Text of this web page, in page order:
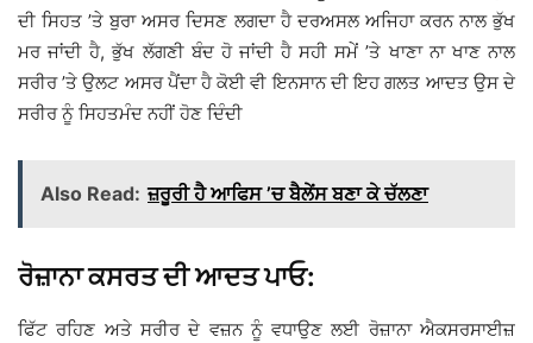
ਦੀ ਸਿਹਤ ’ਤੇ ਬੁਰਾ ਅਸਰ ਦਿਸਣ ਲਗਦਾ ਹੈ ਦਰਅਸਲ ਅਜਿਹਾ ਕਰਨ ਨਾਲ ਭੁੱਖ
ਮਰ ਜਾਂਦੀ ਹੈ, ਭੁੱਖ ਲੱਗਣੀ ਬੰਦ ਹੋ ਜਾਂਦੀ ਹੈ ਸਹੀ ਸਮੇਂ ’ਤੇ ਖਾਣਾ ਨਾ ਖਾਣ ਨਾਲ
ਸਰੀਰ ’ਤੇ ਉਲਟ ਅਸਰ ਪੈਂਦਾ ਹੈ ਕੋਈ ਵੀ ਇਨਸਾਨ ਦੀ ਇਹ ਗਲਤ ਆਦਤ ਉਸ ਦੇ
ਸਰੀਰ ਨੂੰ ਸਿਹਤਮੰਦ ਨਹੀਂ ਹੋਣ ਦਿੰਦੀ
Also Read: ਜ਼ਰੂਰੀ ਹੈ ਆਫਿਸ ’ਚ ਬੈਲੇਂਸ ਬਣਾ ਕੇ ਚੱਲਣਾ
ਰੋਜ਼ਾਨਾ ਕਸਰਤ ਦੀ ਆਦਤ ਪਾਓ:
ਫਿੱਟ ਰਹਿਣ ਅਤੇ ਸਰੀਰ ਦੇ ਵਜ਼ਨ ਨੂੰ ਵਧਾਉਣ ਲਈ ਰੋਜ਼ਾਨਾ ਐਕਸਰਸਾਈਜ਼